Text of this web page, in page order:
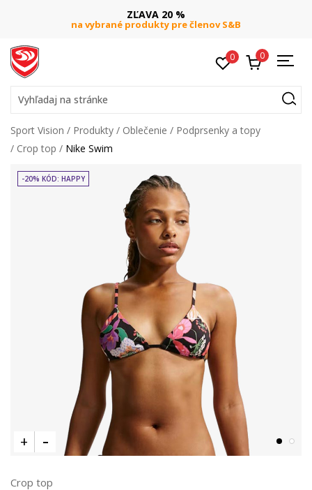
ZĽAVA 20 %
na vybrané produkty pre členov S&B
0 0
Vyhľadaj na stránke
Sport Vision Produkty Oblečenie
Podprsenky a topy
Crop top
Nike Swim
-20% KÓD: HAPPY
Crop top